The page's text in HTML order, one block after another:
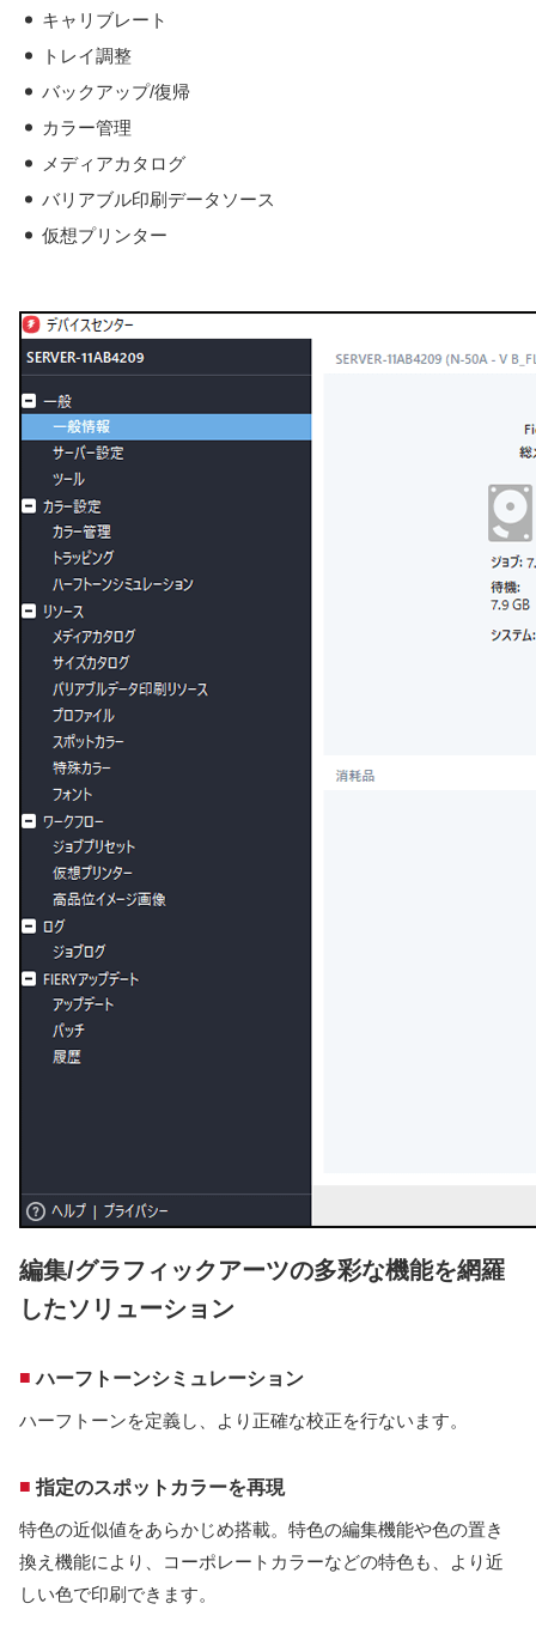
◆ キャリブレート
◆
トレイ調整
◆ バックアップ/復帰
◆ カラー管理
◆
メディアカタログ
◆ バリアブル印刷データソース
◆ 仮想プリンター
編集/グラフィックアーツの多彩な機能を網羅
したソリューション
■ ハーフトーンシミュレーション
ハーフトーンを定義し、より正確な校正を行ないます。
■ 指定のスポットカラーを再現
特色の近似値をあらかじめ搭載。特色の編集機能や色の置き
換え機能により、コーポレートカラーなどの特色も、より近
しい色で印刷できます。